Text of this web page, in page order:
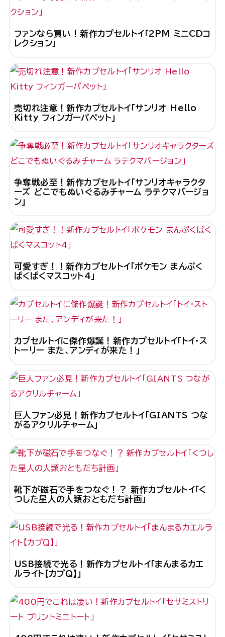
ファンなら買い！新作カプセルトイ「2PM ミニCDコ
レクション」
売切れ注意！新作カプセルトイ「サンリオ Hello
Kitty フィンガーパペット」
争奪戦必至！新作カプセルトイ「サンリオキャラクタ
ーズ どこでもぬいぐるみチャーム ラテクマバージョ
ン」
可愛すぎ！！新作カプセルトイ「ポケモン まんぷく
ぱくぱくマスコット4」
カプセルトイに傑作爆誕！新作カプセルトイ「トイ・ス
トーリー また、アンディが来た！」
巨人ファン必見！新作カプセルトイ「GIANTS つな
がるアクリルチャーム」
靴下が磁石で手をつなぐ！？ 新作カプセルトイ「く
つした星人の人類おともだち計画」
USB接続で光る！新作カプセルトイ「まんまるカエ
ルライト【カプＱ】」